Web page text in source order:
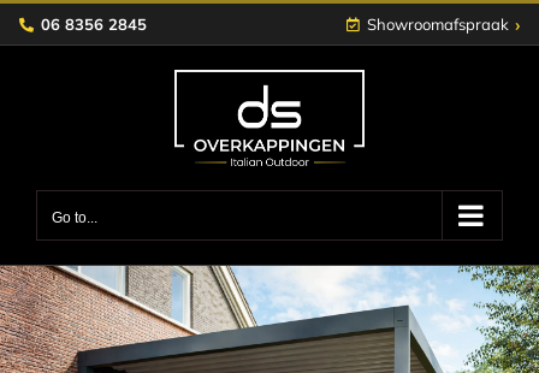
Skip
to
06 8356 2845 Showroomafspraak ›
Go to...